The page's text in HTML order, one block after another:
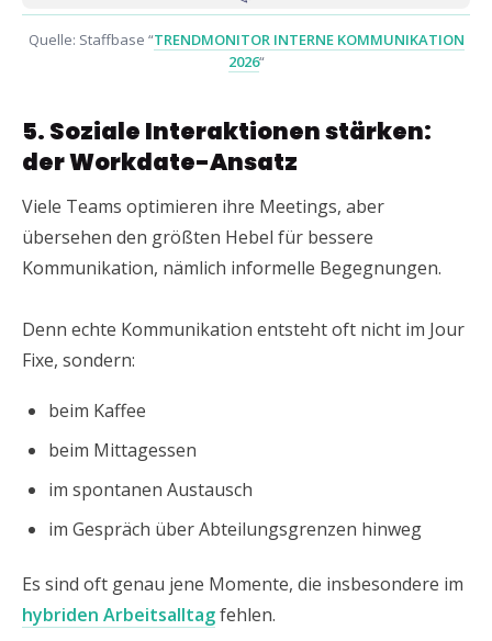
Quelle: Staffbase “TRENDMONITOR INTERNE KOMMUNIKATION
2026“
5. Soziale Interaktionen stärken:
der Workdate-Ansatz
Viele Teams optimieren ihre Meetings, aber
übersehen den größten Hebel für bessere
Kommunikation, nämlich informelle Begegnungen.
Denn echte Kommunikation entsteht oft nicht im Jour
Fixe, sondern:
beim Kaffee
beim Mittagessen
im spontanen Austausch
im Gespräch über Abteilungsgrenzen hinweg
Es sind oft genau jene Momente, die insbesondere im
hybriden Arbeitsalltagfehlen.